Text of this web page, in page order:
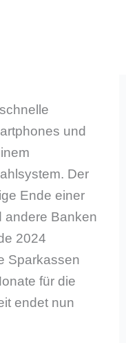
und
Der
Ende einer
andere Banken
2024
Sparkassen
für die
endet nun